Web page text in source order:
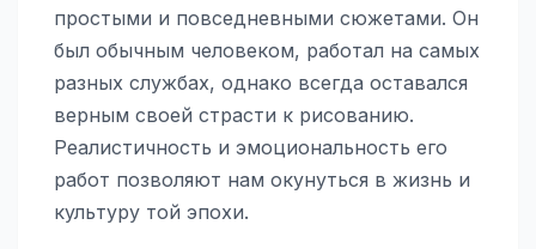
простыми и повседневными сюжетами. Он
был обычным человеком, работал на самых
разных службах, однако всегда оставался
верным своей страсти к рисованию.
Реалистичность и эмоциональность его
работ позволяют нам окунуться в жизнь и
культуру той эпохи.